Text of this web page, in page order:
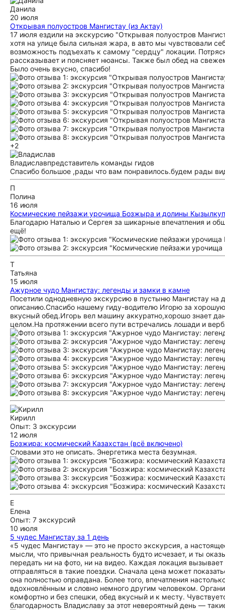
Данила
20 июля
Открывая полуостров Мангистау (из Актау)
17 июля ездили на экскурсию "Открывая полуостров
хотя на улице была сильная жара, в авто мы чувствовали
возможность подъехать к самому "сердцу" локации.
рассказывает и поясняет нюансы. Также был обед на
Было очень вкусно, спасибо!
+2
Владиславпредставитель команды гидов
Спасибо большое ,рады что вам понравилось.будем рады
П
Полина
16 июля
Космические пейзажи урочища Бозжыра и долины
Благодарю Наталью и Сергея за шикарные впечатления и
ещё!
Т
Татьяна
15 июля
Ажурное чудо Мангистау: легенды и замки в камне
Посетили однодневную экскурсию в пустыню Мангистау на
описанию.Спасибо нашему гиду-водителю Игорю за
вкусный обед.Игорь вел машину аккуратно,хорошо знает
целом.На протяжении всего пути встречались лошади и
Кирилл
Опыт: 3 экскурсии
12 июля
Бозжира: космический Казахстан (всё включено)
Словами это не описать. Энергетика места безумная.
Е
Елена
Опыт: 7 экскурсий
10 июля
5 чудес Мангистау за 1 день
«5 чудес Мангистау» — это не просто экскурсия, а
мысли, что привычная реальность будто исчезает, и ты
передать ни на фото, ни на видео. Каждая локация
отправляться в такие поездки. Сначала цена может
она полностью оправдана. Более того, впечатления
вдохновлённым и словно немного другим человеком.
комфортно и без спешки, обед вкусный и к месту.
благодарность Владиславу за этот невероятный день —